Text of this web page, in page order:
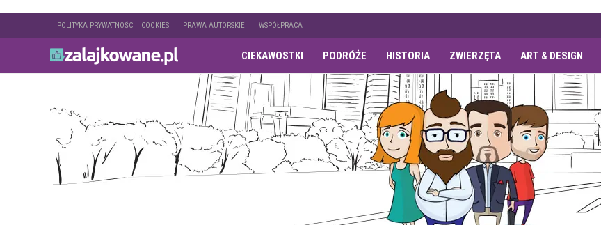
POLITYKA PRYWATNOŚCI I COOKIES PRAWA AUTORSKIE WSPÓŁPRACA
CIEKAWOSTKI PODRÓŻE HISTORIA ZWIERZĘTA ART & DESIGN